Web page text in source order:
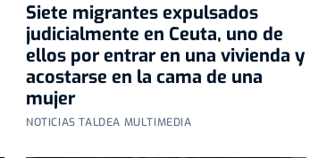
Siete migrantes expulsados
judicialmente en Ceuta, uno de
ellos por entrar en una vivienda y
acostarse en la cama de una
mujer
NOTICIAS TALDEA MULTIMEDIA